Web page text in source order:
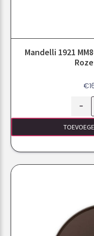
Mandelli 1921
€
-